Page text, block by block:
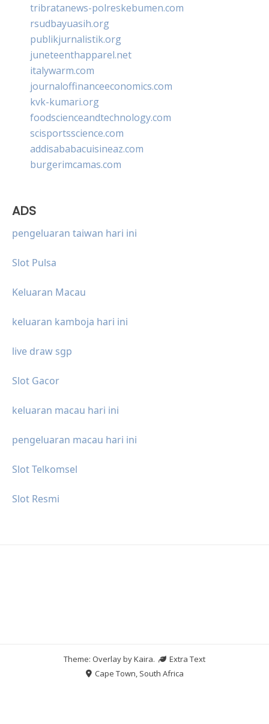
tribratanews-polreskebumen.com
rsudbayuasih.org
publikjurnalistik.org
juneteenthapparel.net
italywarm.com
journaloffinanceeconomics.com
kvk-kumari.org
foodscienceandtechnology.com
scisportsscience.com
addisababacuisineaz.com
burgerimcamas.com
ADS
pengeluaran taiwan hari ini
Slot Pulsa
Keluaran Macau
keluaran kamboja hari ini
live draw sgp
Slot Gacor
keluaran macau hari ini
pengeluaran macau hari ini
Slot Telkomsel
Slot Resmi
Theme: Overlay byKaira.
Extra Text
Cape Town, South Africa